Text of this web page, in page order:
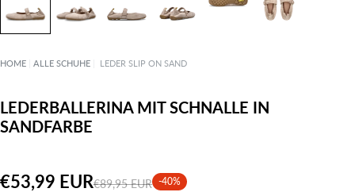
HOME ALLE SCHUHE LEDER SLIP ON SAND
LEDERBALLERINA MIT SCHNALLE IN
SANDFARBE
€53,99 EUR€89,95 EUR -40%